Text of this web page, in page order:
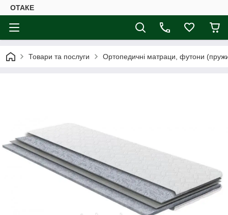
ОТАКЕ
Товари та послуги Ортопедичні матраци, футони